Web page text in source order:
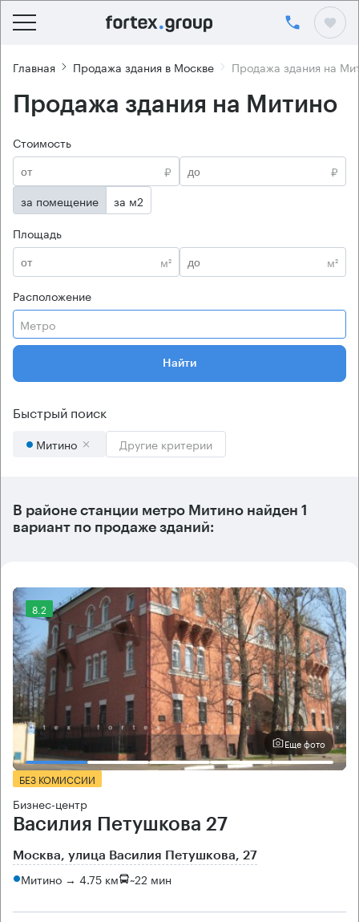
Главная Продажа здания в Москве Продажа здания на
Продажа здания на Митино
Стоимость
₽
₽
за помещение
за м2
Площадь
м²
м²
Расположение
Метро
Найти
Быстрый поиск
Митино Другие критерии
В районе станции метро Митино найден 1
вариант по продаже зданий:
8.2
Еще фото
БЕЗ КОМИССИИ
Бизнес-центр
Василия Петушкова 27
Москва, улица Василия Петушкова, 27
Митино → 4.75 км ~22 мин